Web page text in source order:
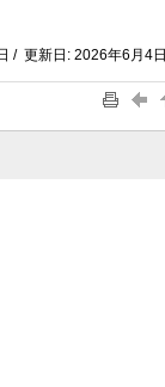
/ 更新日: 2026年6月4日